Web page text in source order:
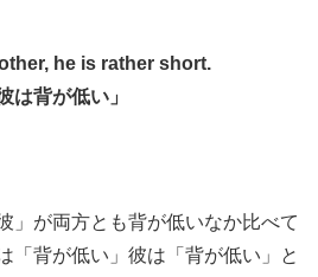
he is rather short.
は背が低い」
」が両方とも背が低いなか比べて
「背が低い」彼は「背が低い」と